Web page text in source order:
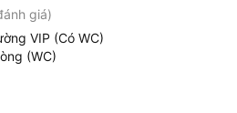
giá)
VIP (Có WC)
(WC)